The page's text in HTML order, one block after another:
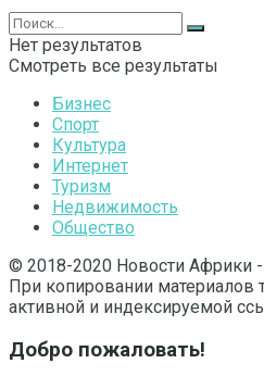
Нет результатов
Смотреть все результаты
Бизнес
Спорт
Культура
Интернет
Туризм
Недвижимость
Общество
© 2018-2020 Новости Африки -
При копировании материалов
активной и индексируемой
Добро пожаловать!